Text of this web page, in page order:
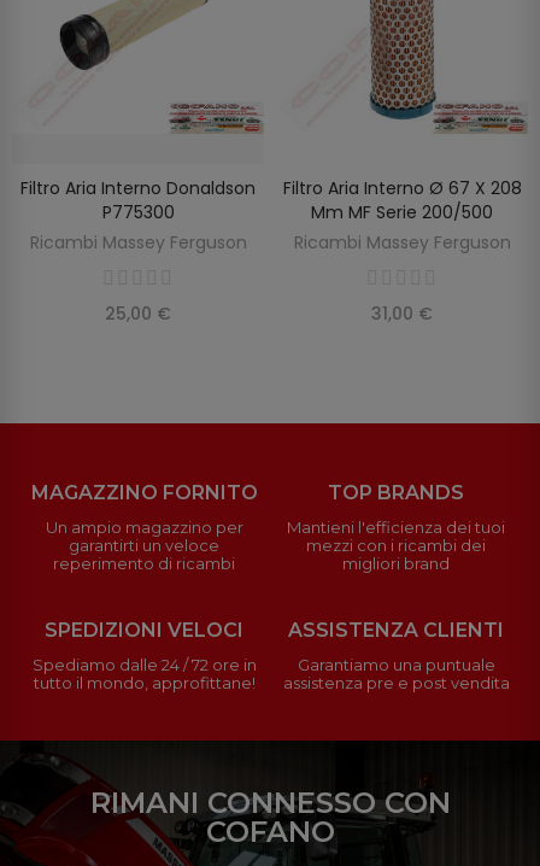
AGGIUNGI AL CARRELLO
Filtro Aria Interno Donaldson
P775300
Ricambi Massey Ferguson
25,00 €
SCOPRIRE
Filtro Aria Interno Ø 67 X 208
Mm MF Serie 200/500
Ricambi Massey Ferguson
31,00 €
MAGAZZINO FORNITO
Un ampio magazzino per
garantirti un veloce
reperimento di ricambi
TOP BRANDS
Mantieni l'efficienza dei tuoi
mezzi con i ricambi dei
migliori brand
SPEDIZIONI VELOCI
Spediamo dalle 24 / 72 ore in
tutto il mondo, approfittane!
ASSISTENZA CLIENTI
Garantiamo una puntuale
assistenza pre e post vendita
RIMANI CONNESSO CON
COFANO